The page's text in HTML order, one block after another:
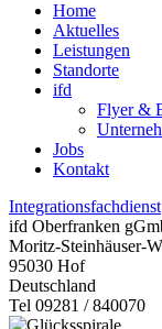
Home
Aktuelles
Leistungen
Standorte
ifd
Flyer &
Jobs
Kontakt
Integrationsfachdienst
ifd Oberfranken
Moritz-Steinhäuser-
95030 Hof
Deutschland
Tel 09281 / 840070